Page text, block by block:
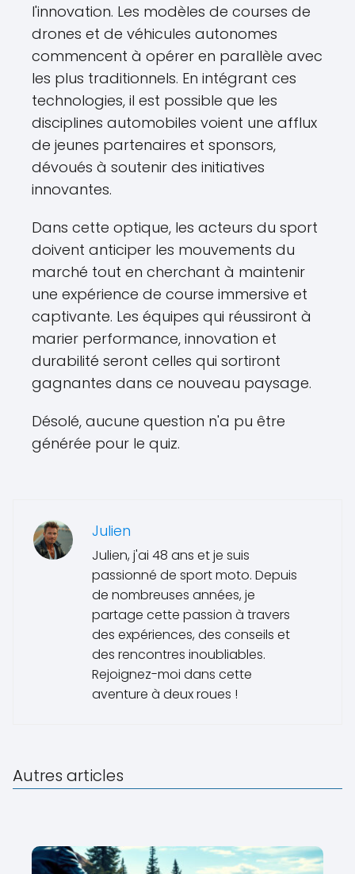
l'innovation. Les modèles de courses de
drones et de véhicules autonomes
commencent à opérer en parallèle avec
les plus traditionnels. En intégrant ces
technologies, il est possible que les
disciplines automobiles voient une afflux
de jeunes partenaires et sponsors,
dévoués à soutenir des initiatives
innovantes.
Dans cette optique, les acteurs du sport
doivent anticiper les mouvements du
marché tout en cherchant à maintenir
une expérience de course immersive et
captivante. Les équipes qui réussiront à
marier performance, innovation et
durabilité seront celles qui sortiront
gagnantes dans ce nouveau paysage.
Désolé, aucune question n'a pu être
générée pour le quiz.
Julien
Julien, j'ai 48 ans et je suis
passionné de sport moto. Depuis
de nombreuses années, je
partage cette passion à travers
des expériences, des conseils et
des rencontres inoubliables.
Rejoignez-moi dans cette
aventure à deux roues !
Autres articles